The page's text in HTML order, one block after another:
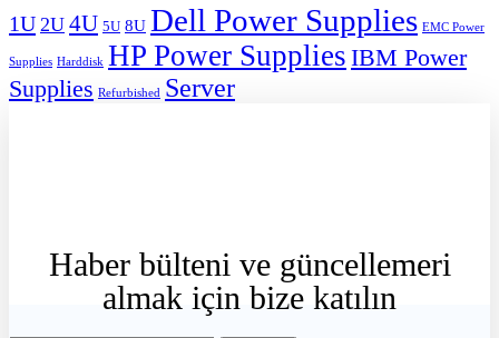
1U 2U 4U 5U 8U Dell Power Supplies EMC Power
Supplies Harddisk HP Power Supplies IBM Power
Supplies Refurbished Server
Haber bülteni ve güncellemeri
almak için bize katılın